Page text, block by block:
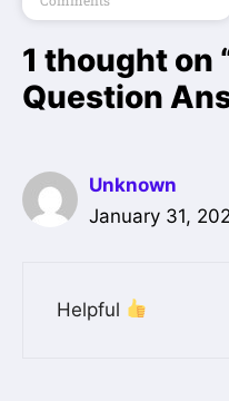
1 thought on
Question
Unknown
January 31,
Helpful